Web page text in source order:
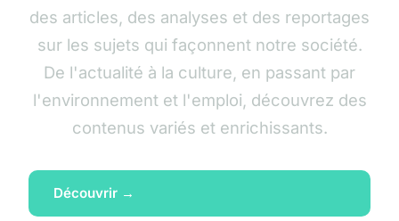
des articles, des analyses et des reportages
sur les sujets qui façonnent notre société.
De l'actualité à la culture, en passant par
l'environnement et l'emploi, découvrez des
contenus variés et enrichissants.
Découvrir →